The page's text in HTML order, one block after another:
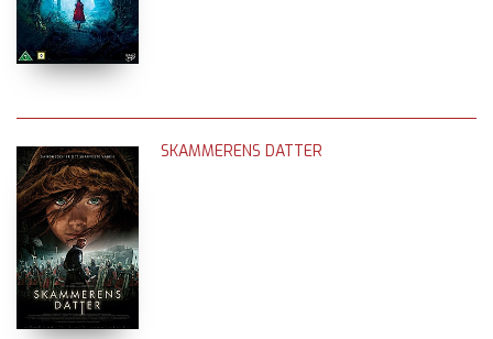
SKAMMERENS DATTER